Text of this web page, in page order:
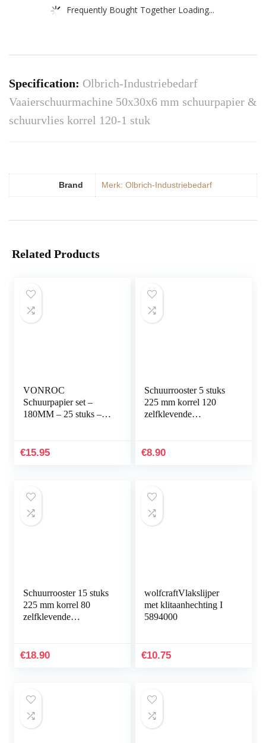
Frequently Bought Together Loading...
Specification: Olbrich-Industriebedarf
Vaaierschuurmachine 50x30x6 mm schuurpapier &
schuurvlies korrel 120-1 stuk
Brand Merk: Olbrich-Industriebedarf
Related Products
VONROC
Schuurpapier set –
180MM – 25 stuks –
klittenbandbevestiging
€15.95
Schuurrooster 5 stuks
225 mm korrel 120
zelfklevende
schuurpapier voor
€8.90
Schuurrooster 15 stuks
225 mm korrel 80
zelfklevende
schuurpapier voor
€18.90
wolfcraftVlakslijper
met klitaanhechting I
5894000
€10.75